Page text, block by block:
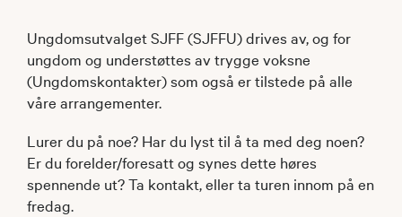
Ungdomsutvalget SJFF (SJFFU) drives av, og for
ungdom og understøttes av trygge voksne
(Ungdomskontakter) som også er tilstede på alle
våre arrangementer.
Lurer du på noe? Har du lyst til å ta med deg noen?
Er du forelder/foresatt og synes dette høres
spennende ut? Ta kontakt, eller ta turen innom på en
fredag.